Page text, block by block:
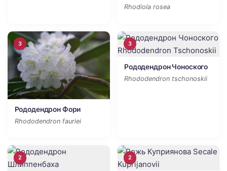
Rhodiola rosea
3
Рододендрон Фори
Rhododendron fauriei
3
Рододендрон Чоноского
Rhododendron tschonoskii
2 2